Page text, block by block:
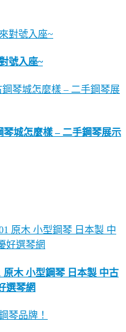
號入座~
城怎麼樣 – 二手鋼琴展示
木 小型鋼琴 日本製 中古
選琴網